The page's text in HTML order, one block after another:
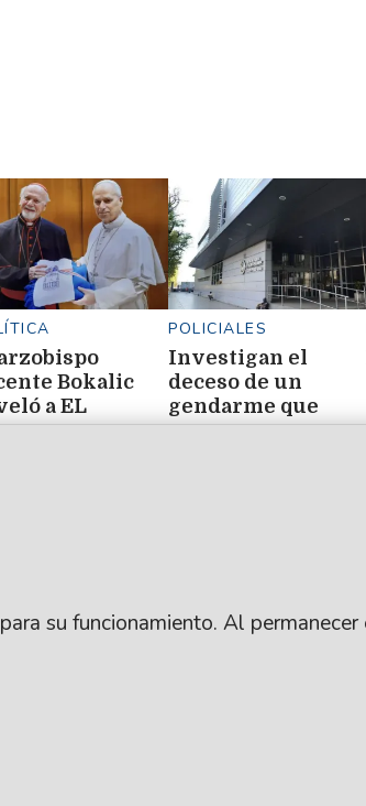
Bokalic
a EL
POLICIALES
Investigan el
deceso de un
gendarme que
su funcionamiento. Al